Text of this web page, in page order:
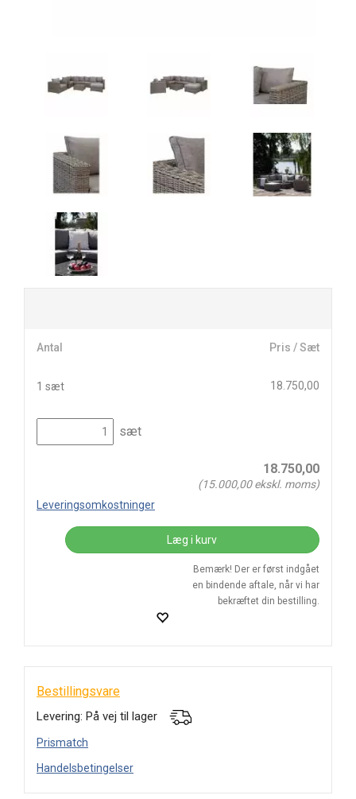
Antal Pris / Sæt
1 sæt 18.750,00
sæt
18.750,00
(15.000,00ekskl. moms)
Leveringsomkostninger
Læg i kurv
Bemærk! Der er først indgået
en bindende aftale, når vi har
bekræftet din bestilling.
Bestillingsvare
Levering: På vej til lager
Prismatch
Handelsbetingelser